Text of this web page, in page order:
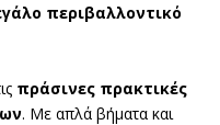
περιβαλλοντικό
πράσινες πρακτικές
. Με απλά βήματα και